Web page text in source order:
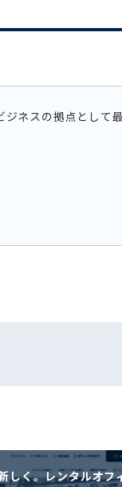
ネスの拠点として
しく。レンタルオフ